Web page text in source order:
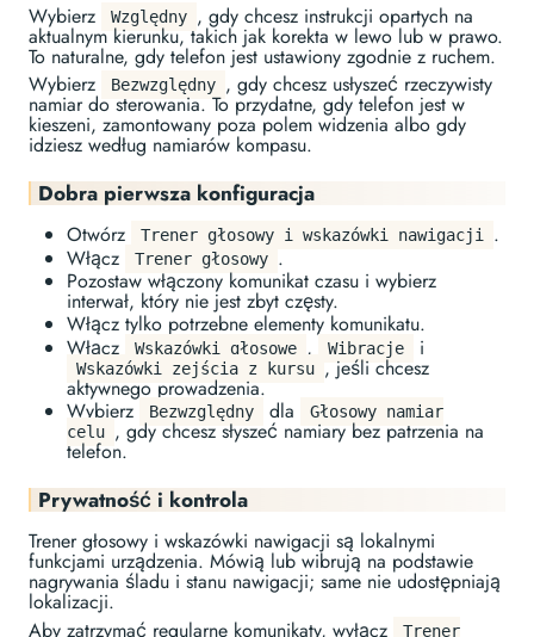
Wybierz Względny , gdy chcesz instrukcji opartych na
aktualnym kierunku, takich jak korekta w lewo lub w prawo.
To naturalne, gdy telefon jest ustawiony zgodnie z ruchem.
Wybierz
Bezwzględny , gdy chcesz usłyszeć rzeczywisty
namiar do sterowania. To przydatne, gdy telefon jest w
kieszeni, zamontowany poza polem widzenia albo gdy
idziesz według namiarów kompasu.
Dobra pierwsza konfiguracja
Otwórz Trener głosowy i wskazówki nawigacji .
Włącz
Trener głosowy .
Pozostaw włączony komunikat czasu i wybierz
interwał, który nie jest zbyt częsty.
Włącz tylko potrzebne elementy komunikatu.
Włącz
Wskazówki głosowe , Wibracje i
Wskazówki zejścia z kursu , jeśli chcesz
aktywnego prowadzenia.
Wybierz
Bezwzględny dla
Głosowy namiar
celu , gdy chcesz słyszeć namiary bez patrzenia na
telefon.
Prywatność i kontrola
Trener głosowy i wskazówki nawigacji są lokalnymi
funkcjami urządzenia. Mówią lub wibrują na podstawie
nagrywania śladu i stanu nawigacji; same nie udostępniają
lokalizacji.
Aby zatrzymać regularne komunikaty, wyłącz
Trener